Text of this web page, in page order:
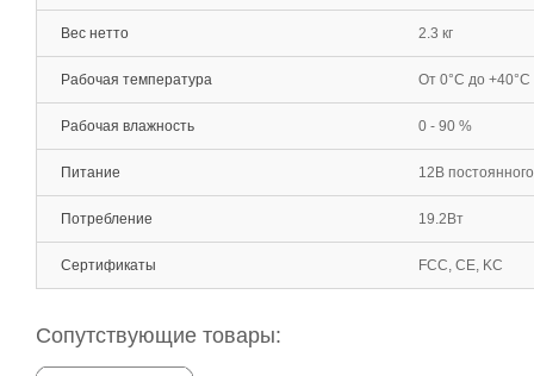
Вес нетто 2.3 кг
Рабочая температура От 0°С до +40°С
Рабочая влажность 0 - 90 %
Питание 12В
Потребление 19.2Вт
Сертификаты FCC, CE, KC
Сопутствующие товары: